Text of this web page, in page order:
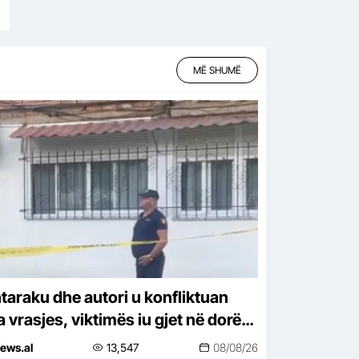
MË SHUMË
dhe autori u konfliktuan
vrasjes, viktimës iu gjet në dorë
një thikë! Dyshohet se sherri
13,547 08/08/26